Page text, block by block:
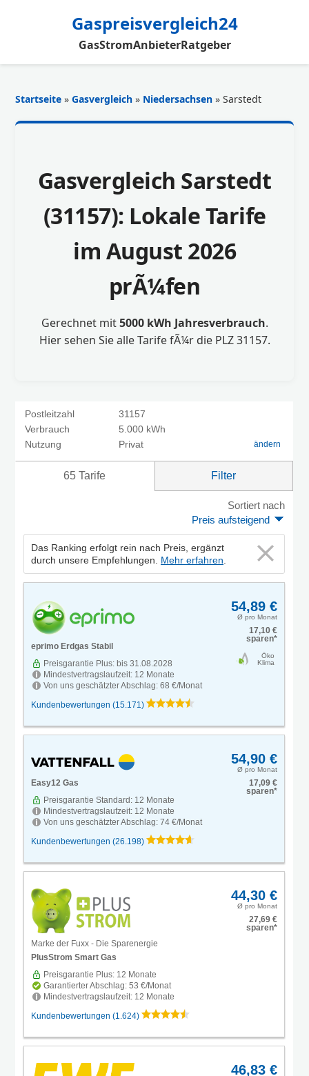
Gaspreisvergleich24
GasStromAnbieterRatgeber
Startseite »Gasvergleich » Niedersachsen » Sarstedt
Gasvergleich Sarstedt
(31157): Lokale Tarife
im August 2026
prÃ¼fen
Gerechnet mit5000 kWh Jahresverbrauch.
Hier sehen Sie alle Tarife fÃ¼r die PLZ 31157.